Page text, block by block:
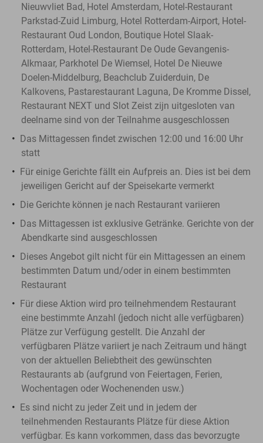
Nieuwvliet Bad, Hotel Amsterdam, Hotel-Restaurant
Parkstad-Zuid Limburg, Hotel Rotterdam-Airport, Hotel-
Restaurant Oud London, Boutique Hotel Slaak-
Rotterdam, Hotel-Restaurant De Oude Gevangenis-
Alkmaar, Parkhotel De Wiemsel, Hotel De Nieuwe
Doelen-Middelburg, Beachclub Zuiderduin, De
Kalkovens, Pastarestaurant Laguna, De Kromme Dissel,
Restaurant NEXT und Slot Zeist zijn uitgesloten van
deelname sind von der Teilnahme ausgeschlossen
Das Mittagessen findet zwischen 12:00 und 16:00 Uhr
statt
Für einige Gerichte fällt ein Aufpreis an. Dies ist bei dem
jeweiligen Gericht auf der Speisekarte vermerkt
Die Gerichte können je nach Restaurant variieren
Das Mittagessen ist exklusive Getränke. Gerichte von der
Abendkarte sind ausgeschlossen
Dieses Angebot gilt nicht für ein Mittagessen an einem
bestimmten Datum und/oder in einem bestimmten
Restaurant
Für diese Aktion wird pro teilnehmendem Restaurant
eine bestimmte Anzahl (jedoch nicht alle verfügbaren)
Plätze zur Verfügung gestellt. Die Anzahl der
verfügbaren Plätze variiert je nach Zeitraum und hängt
von der aktuellen Beliebtheit des gewünschten
Restaurants ab (aufgrund von Feiertagen, Ferien,
Wochentagen oder Wochenenden usw.)
Es sind nicht zu jeder Zeit und in jedem der
teilnehmenden Restaurants Plätze für diese Aktion
verfügbar. Es kann vorkommen, dass das bevorzugte